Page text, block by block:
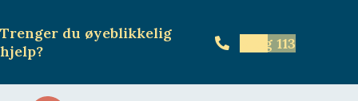
Trenger du øyeblikkelig
hjelp? Ring 113